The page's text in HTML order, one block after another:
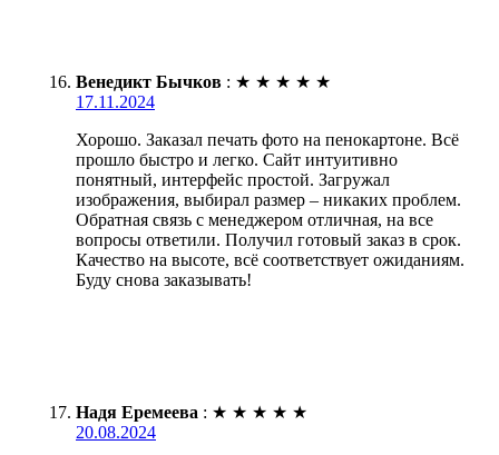
Венедикт Бычков : ★ ★ ★ ★ ★
17.11.2024
Хорошо. Заказал печать фото на пенокартоне. Всё
прошло быстро и легко. Сайт интуитивно
понятный, интерфейс простой. Загружал
изображения, выбирал размер – никаких проблем.
Обратная связь с менеджером отличная, на все
вопросы ответили. Получил готовый заказ в срок.
Качество на высоте, всё соответствует ожиданиям.
Буду снова заказывать!
Надя Еремеева : ★ ★ ★ ★ ★
20.08.2024